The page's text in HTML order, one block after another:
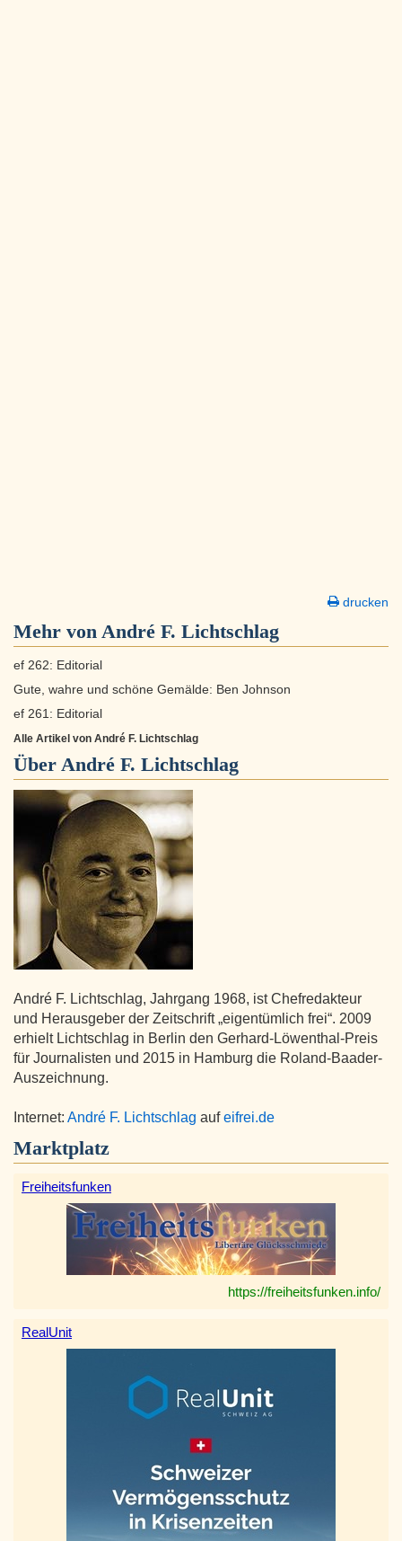
drucken
Mehr von André F. Lichtschlag
ef 262: Editorial
Gute, wahre und schöne Gemälde: Ben Johnson
ef 261: Editorial
Alle Artikel von André F. Lichtschlag
Über André F. Lichtschlag
André F. Lichtschlag, Jahrgang 1968, ist Chefredakteur
und Herausgeber der Zeitschrift „eigentümlich frei“. 2009
erhielt Lichtschlag in Berlin den Gerhard-Löwenthal-Preis
für Journalisten und 2015 in Hamburg die Roland-Baader-
Auszeichnung.
Internet: André F. Lichtschlag aufeifrei.de
Marktplatz
Freiheitsfunken
https://freiheitsfunken.info/
RealUnit